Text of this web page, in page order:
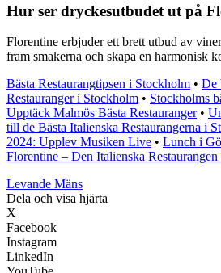
Hur ser dryckesutbudet ut på
Florentine erbjuder ett brett utbud av
fram smakerna och skapa en harmonisk
Bästa Restaurangtipsen i Stockholm • De
Restauranger i Stockholm • Stockholms
Upptäck Malmös Bästa Restauranger•
till de Bästa Italienska Restaurangerna i
2024: Upplev Musiken Live • Lunch i
Florentine – Den Italienska
Levande Mäns
Dela och visa hjärta
X
Facebook
Instagram
LinkedIn